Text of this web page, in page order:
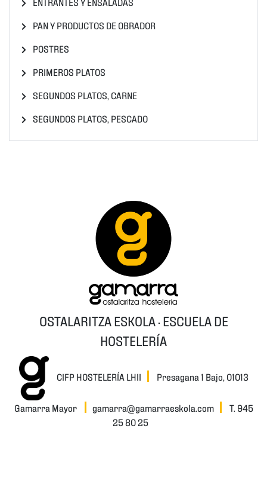
PAN Y PRODUCTOS DE OBRADOR
POSTRES
PRIMEROS PLATOS
SEGUNDOS PLATOS, CARNE
SEGUNDOS PLATOS, PESCADO
OSTALARITZA ESKOLA · ESCUELA DE
HOSTELERÍA
CIFP HOSTELERÍA LHII Presagana 1 Bajo, 01013
Gamarra Mayor gamarra@gamarraeskola.com
T. 945
25 80 25